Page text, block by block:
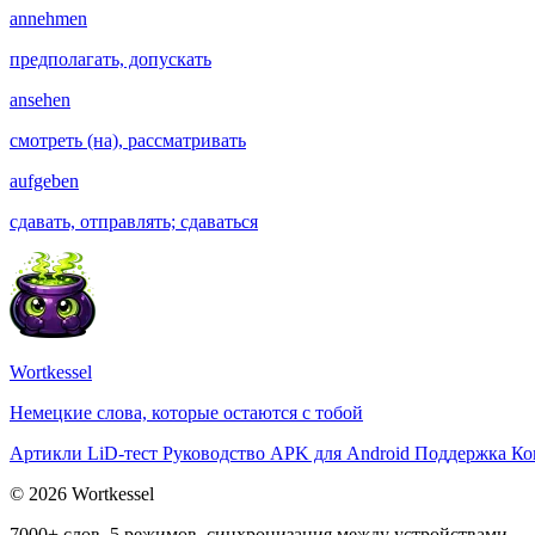
annehmen
предполагать, допускать
ansehen
смотреть (на), рассматривать
aufgeben
сдавать, отправлять; сдаваться
Wortkessel
Немецкие слова, которые остаются с тобой
Артикли LiD-тест Руководство APK для Android Поддержка
© 2026 Wortkessel